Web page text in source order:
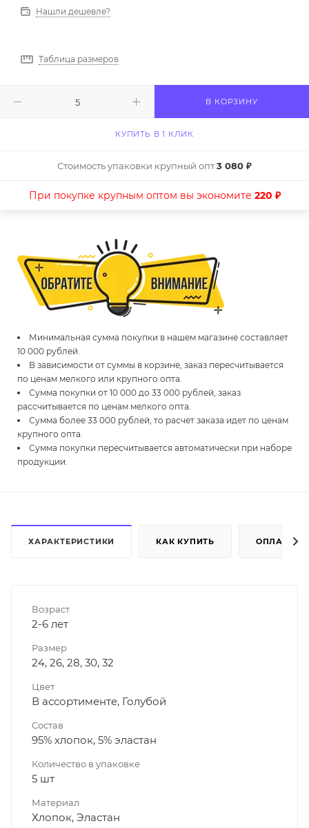
Нашли дешевле?
Таблица размеров
В КОРЗИНУ
КУПИТЬ В 1 КЛИК
Стоимость упаковки крупный опт3 080 ₽
При покупке крупным оптом вы экономите 220 ₽
Минимальная сумма покупки в нашем магазине составляет
10 000 рублей.
В зависимости от суммы в корзине, заказ пересчитывается
по ценам мелкого или крупного опта.
Сумма покупки от 10 000 до 33 000 рублей, заказ
рассчитывается по ценам мелкого опта.
Сумма более 33 000 рублей, то расчет заказа идет по ценам
крупного опта.
Сумма покупки пересчитывается автоматически при наборе
продукции.
ХАРАКТЕРИСТИКИ КАК КУПИТЬ ОПЛАТА
Возраст
2-6 лет
Размер
24, 26, 28, 30, 32
Цвет
В ассортименте, Голубой
Состав
95% хлопок, 5% эластан
Количество в упаковке
5 шт
Материал
Хлопок, Эластан